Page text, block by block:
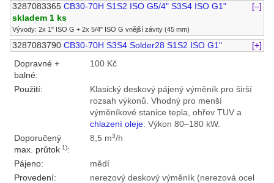
3287083365 CB30-70H S1S2 ISO G5/4" S3S4 ISO G1"
[–]
skladem 1 ks
Vývody: 2x 1" ISO G + 2x 5/4" ISO G vnější závity (45 mm)
3287083790 CB30-70H S3S4 Solder28 S1S2 ISO G1"
[+]
Dopravné +
balné:
100 Kč
Použití:
Klasický deskový pájený výměník pro širší
rozsah výkonů. Vhodný pro menší
výměníkové stanice tepla, ohřev TUV a
chlazení oleje. Výkon 80–180 kW.
Doporučený
max. průtok1):
8,5 m3/h
Pájeno:
mědí
Provedení:
nerezový deskový výměník (nerezová ocel